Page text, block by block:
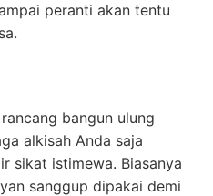
peranti akan tentu
bangun ulung
alkisah Anda saja
sikat istimewa. Biasanya
sanggup dipakai demi